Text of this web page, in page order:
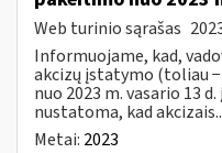
Web turinio sąrašas
Informuojame, kad,
akcizų įstatymo (toliau
nuo 2023 m. vasario 13
nustatoma, kad
Metai: 2023